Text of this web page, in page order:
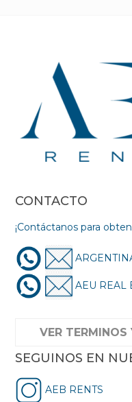
CONTACTO
¡Contáctanos para
AEU REAL
VER TERMINOS
SEGUINOS EN
AEB RENTS